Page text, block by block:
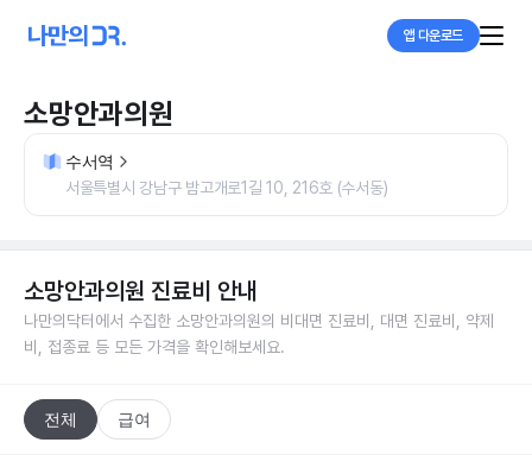
앱 다운로드
소망안과의원
수서역
서울특별시 강남구 밤고개로1길 10, 216호 (수서동)
소망안과의원 진료비 안내
나만의닥터에서 수집한 소망안과의원의 비대면 진료비, 대면 진료비, 약제
비, 접종료 등 모든 가격을 확인해보세요.
전체 급여